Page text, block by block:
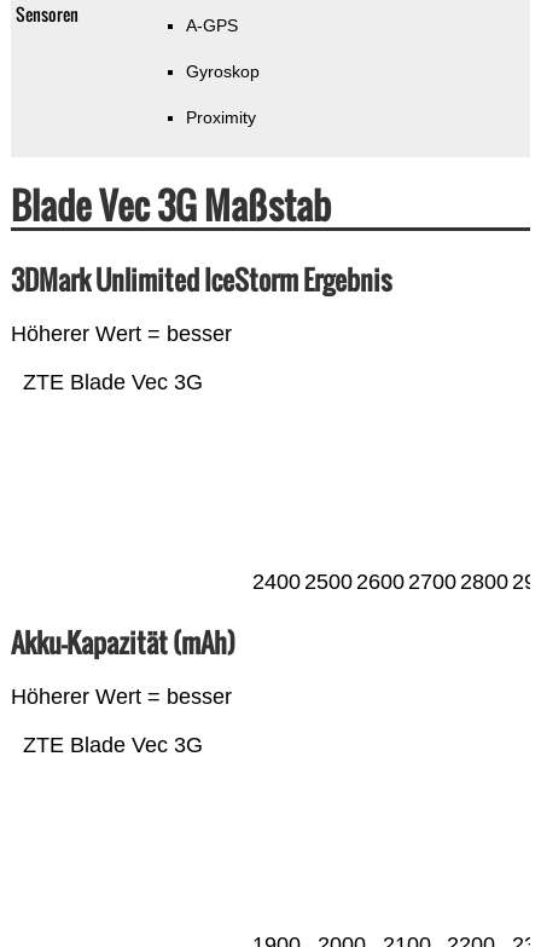
Sensoren A-GPS
Gyroskop
Proximity
Blade Vec 3G Maßstab
3DMark Unlimited IceStorm Ergebnis
Höherer Wert = besser
ZTE Blade Vec 3G
24002500260027002800
Akku-Kapazität (mAh)
Höherer Wert = besser
ZTE Blade Vec 3G